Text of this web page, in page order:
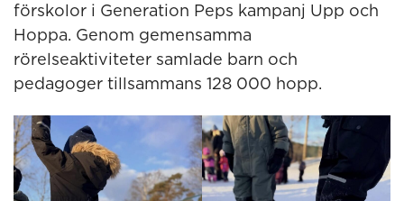
förskolor i Generation Peps kampanj Upp och
Hoppa. Genom gemensamma
rörelseaktiviteter samlade barn och
pedagoger tillsammans 128 000 hopp.